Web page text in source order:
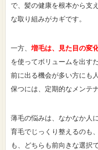
で、髪の健康を根本から支
な取り組みがカギです。
一方、増毛は、見た目の変
を使ってボリュームを出す
前に出る機会が多い方にも
保つには、定期的なメンテ
薄毛の悩みは、なかなか人
育毛でじっくり整えるのも
も、どちらも前向きな選択で